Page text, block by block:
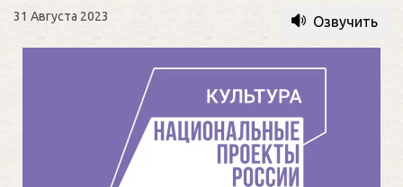
31 Августа 2023 Озвучить